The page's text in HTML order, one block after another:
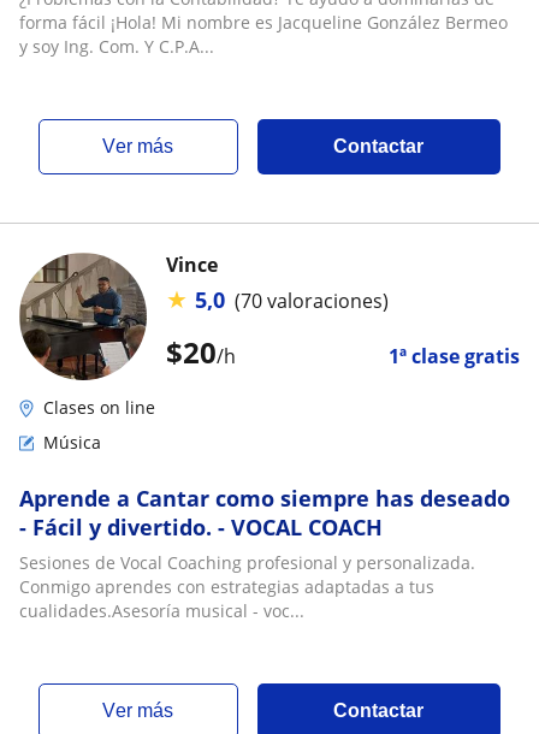
forma fácil ¡Hola! Mi nombre es Jacqueline González Bermeo
y soy Ing. Com. Y C.P.A...
ver más Contactar
$20/h 1ª clase gratis
Vince
★ 5,0 (70 valoraciones)
Clases on line
Música
Aprende a Cantar como siempre has deseado
- Fácil y divertido. - VOCAL COACH
Sesiones de Vocal Coaching profesional y personalizada.
Conmigo aprendes con estrategias adaptadas a tus
cualidades.Asesoría musical - voc...
ver más Contactar